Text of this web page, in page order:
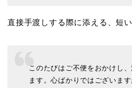
直接手渡しする際に添える、短
このたびはご不便をおかけし
ます。心ばかりではございま